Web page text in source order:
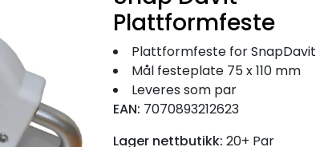
Plattformfeste
Plattformfeste for SnapDavit
Mål festeplate 75 x 110 mm
Leveres som par
EAN: 7070893212623
Lager nettbutikk: 20+ Par